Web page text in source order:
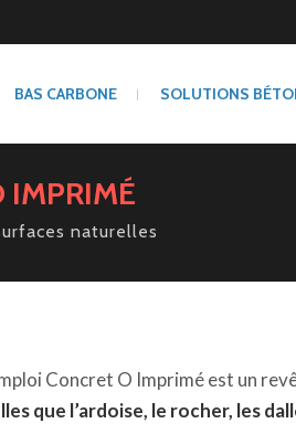
BAS CARBONE SOLUTIONS
IMPRIMÉ
naturelles
Concret O Imprimé est un
que l’ardoise, le rocher, les